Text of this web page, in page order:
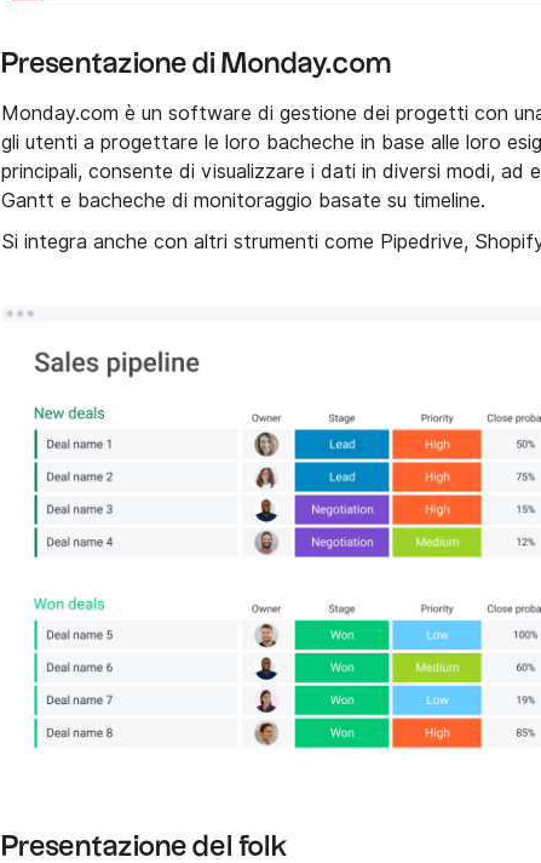
Presentazione di Monday.com
Monday.com è un software di gestione dei progetti con
gli utenti a progettare le loro bacheche in base alle loro
principali, consente di visualizzare i dati in diversi modi, ad
Gantt e bacheche di monitoraggio basate su timeline.
Si integra anche con altri strumenti come Pipedrive,
Presentazione del folk